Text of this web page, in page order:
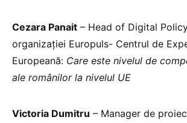
Cezara Panait – Head of Digital
organizației Europuls- Centrul de
Europeană: Care este nivelul de
ale românilor la nivelul UE
Victoria Dumitru – Manager de